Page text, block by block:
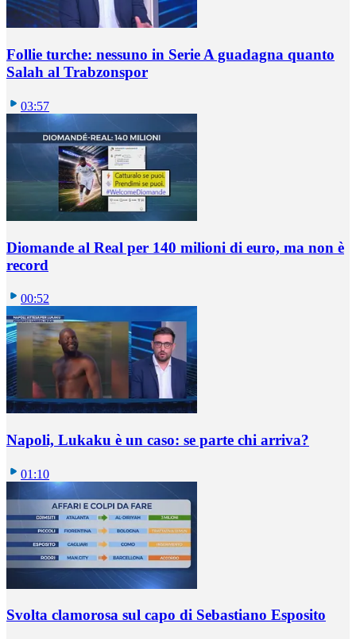
Follie turche: nessuno in Serie A guadagna quanto
Salah al Trabzonspor
03:57
Diomande al Real per 140 milioni di euro, ma non è
record
00:52
Napoli, Lukaku è un caso: se parte chi arriva?
01:10
Svolta clamorosa sul capo di Sebastiano Esposito